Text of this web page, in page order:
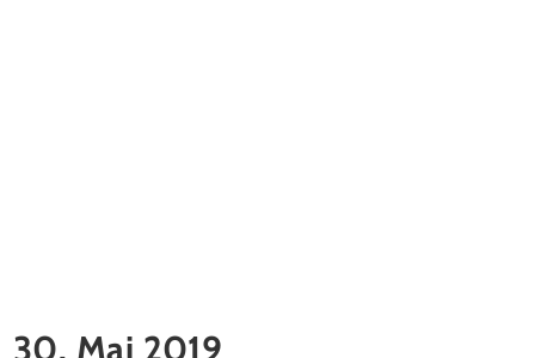
30. Mai 2019